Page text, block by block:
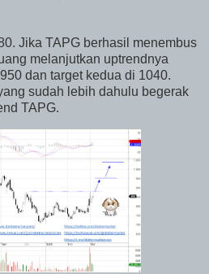
Jika TAPG berhasil menembus
melanjutkan uptrendnya
dan target kedua di 1040.
sudah lebih dahulu begerak
TAPG.